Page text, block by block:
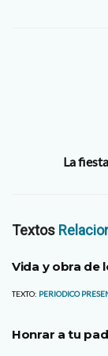
La
Textos
Vida y obra de
TEXTO: PERIODICO
Honrar a tu